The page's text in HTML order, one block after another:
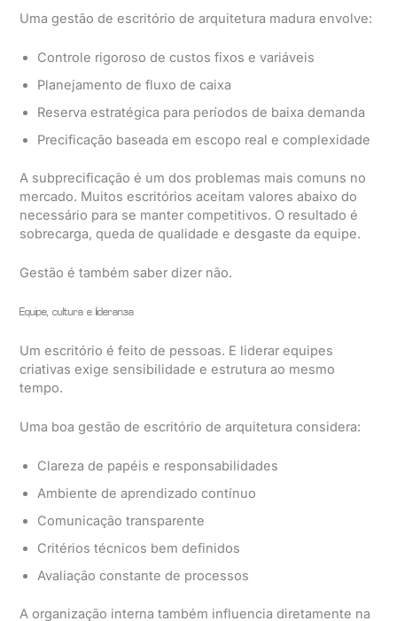
Uma gestão de escritório de arquitetura madura envolve:
Controle rigoroso de custos fixos e variáveis
Planejamento de fluxo de caixa
Reserva estratégica para períodos de baixa demanda
Precificação baseada em escopo real e complexidade
A subprecificação é um dos problemas mais comuns no
mercado. Muitos escritórios aceitam valores abaixo do
necessário para se manter competitivos. O resultado é
sobrecarga, queda de qualidade e desgaste da equipe.
Gestão é também saber dizer não.
Equipe, cultura e liderança
Um escritório é feito de pessoas. E liderar equipes
criativas exige sensibilidade e estrutura ao mesmo
tempo.
Uma boa gestão de escritório de arquitetura considera:
Clareza de papéis e responsabilidades
Ambiente de aprendizado contínuo
Comunicação transparente
Critérios técnicos bem definidos
Avaliação constante de processos
A organização interna também influencia diretamente na